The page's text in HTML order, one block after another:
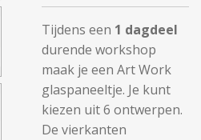
Tijdens een 1 dagdeel
durende workshop
maak je een Art Work
glaspaneeltje. Je kunt
kiezen uit 6 ontwerpen.
De vierkanten